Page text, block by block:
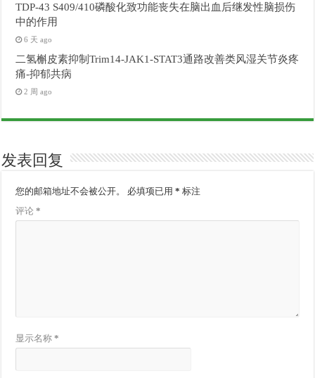
TDP-43 S409/410磷酸化致功能丧失在脑出血后继发性脑损伤
中的作用
6 天 ago
二氢槲皮素抑制Trim14-JAK1-STAT3通路改善类风湿关节炎疼
痛-抑郁共病
2 周 ago
发表回复
您的邮箱地址不会被公开。 必填项已用* 标注
评论*
显示名称*